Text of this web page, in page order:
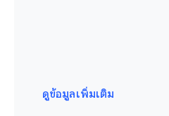
ดูข้อมูลเพิ่มเติม